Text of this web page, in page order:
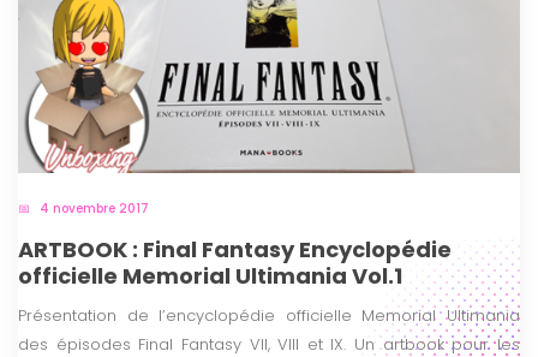
4 novembre 2017
ARTBOOK : Final Fantasy Encyclopédie
officielle Memorial Ultimania Vol.1
Présentation de l’encyclopédie officielle Memorial Ultimania
des épisodes Final Fantasy VII, VIII et IX. Un artbook pour les